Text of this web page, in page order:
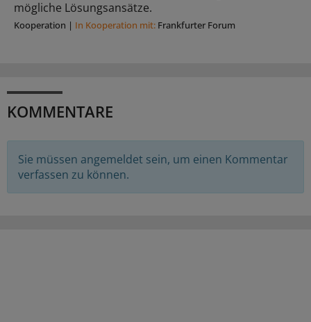
mögliche Lösungsansätze.
Kooperation | In Kooperation mit: Frankfurter Forum
KOMMENTARE
Sie müssen angemeldet sein, um einen Kommentar
verfassen zu können.